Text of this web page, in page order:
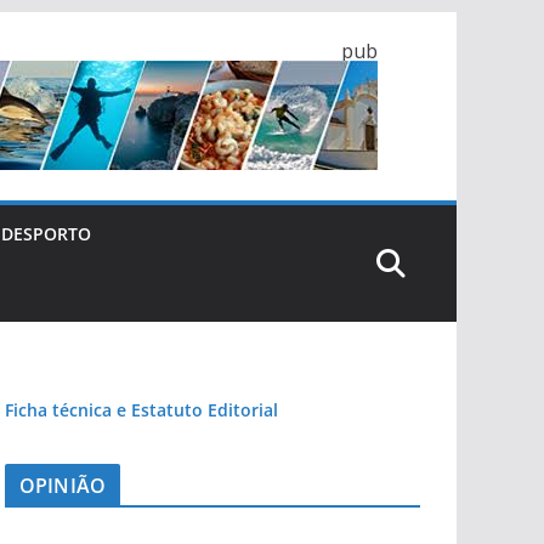
pub
DESPORTO
Ficha técnica e Estatuto Editorial
OPINIÃO